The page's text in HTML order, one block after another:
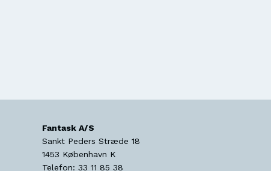
Fantask A/S
Sankt Peders Stræde 18
1453 København K
Telefon: 33 11 85 38